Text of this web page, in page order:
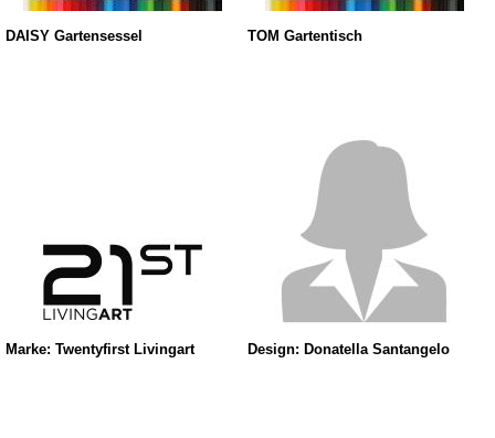
DAISY Gartensessel TOM Gartentisch
Marke: Twentyfirst Livingart Design: Donatella Santangelo